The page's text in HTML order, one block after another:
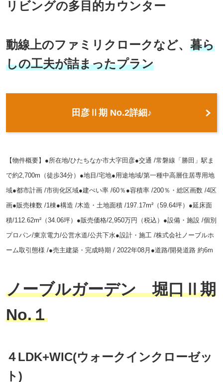
リビングの多目的カウンター
動線上のファミリクロークなど、 暮ら
しの工夫が詰まったプラン
田彦Ⅱ期 No.2詳細♪
【物件概要】●所在地/ひたちなか市大字田彦●交通 /常磐線「勝田」駅ま
で約2,700m（徒歩34分）●地目/宅地●用途地域/第一種中高層住居専用地
域●都市計画 /市街化区域●建ぺい率 /60％●容積率 /200％ ・総区画数 /4区
画●販売棟数 /1棟●構造 /木造・土地面積 /197.17m²（59.64坪）●延床面
積/112.62m²（34.06坪）●販売価格/2,950万円（税込）●設備・施設 /個別
プロパン/東京電力/公営水道/公共下水●設計・施工 /株式会社ノーブルホ
ーム取引態様 /●売主建築・完成時期 / 2022年08月●道路/開発道路 約6m
ノーブルガーデン 堀口Ⅱ期
No.１
４LDK+WIC(ウォークインクローゼッ
ト)